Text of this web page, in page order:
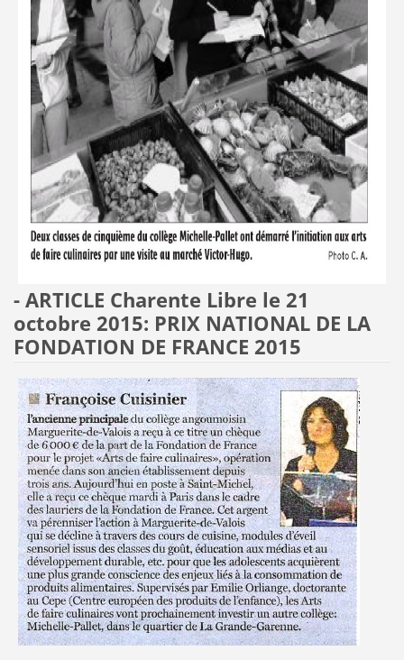
- ARTICLE Charente Libre le 21
octobre 2015: PRIX NATIONAL DE LA
FONDATION DE FRANCE 2015